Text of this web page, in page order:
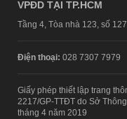
VPĐD TẠI TP.HCM
Tầng 4, Tòa nhà 123, số
Điện thoại: 028 7307 7979
Giấy phép thiết lập trang
2217/GP-TTĐT do Sở
tháng 4 năm 2019